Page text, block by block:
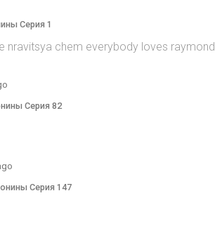
Серия 1
nravitsya chem everybody loves raymond
Серия 82
Серия 147